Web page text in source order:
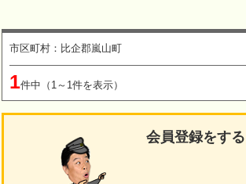
市区町村：比企郡嵐山町
1件中（1～1件を表示）
会員登録をする